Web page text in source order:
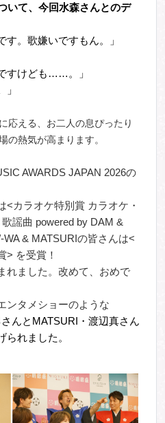
いて、今回水森さんとのデ
。歌嫌いですもん。」
すけども……。」
応える、お二人の息ぴったり
の熱気が高まります。
AWARDS JAPAN 2026の
<カラオケ特別賞 カラオケ・
謡曲 powered by DAM &
& MATSURIの皆さんは<
> を受賞！
れました。改めて、おめで
ンタメショーのような
さんとMATSURI・渡辺真さん
られました。